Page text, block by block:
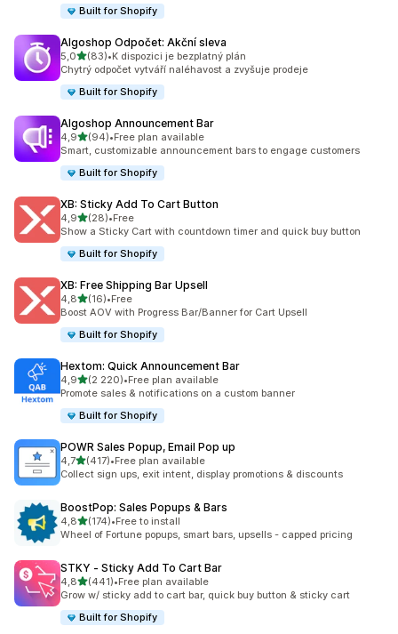
Built for Shopify
Algoshop Odpočet: Akční sleva
5,0z 5 hvězd
(83)
Celkový počet recenzí: 83
•K dispozici je bezplatný plán
Chytrý odpočet vytváří naléhavost a zvyšuje prodeje
Built for Shopify
Algoshop Announcement Bar
4,9z 5 hvězd
(94)
Celkový počet recenzí: 94
•Free plan available
Smart, customizable announcement bars to engage customers
Built for Shopify
XB: Sticky Add To Cart Button
4,9z 5 hvězd
(28)
Celkový počet recenzí: 28
•Free
Show a Sticky Cart with countdown timer and quick buy button
Built for Shopify
XB: Free Shipping Bar Upsell
4,8z 5 hvězd
(16)
Celkový počet recenzí: 16
•Free
Boost AOV with Progress Bar/Banner for Cart Upsell
Built for Shopify
Hextom: Quick Announcement Bar
4,9z 5 hvězd
(2 220)
Celkový počet recenzí: 2220
•Free plan available
Promote sales & notifications on a custom banner
Built for Shopify
POWR Sales Popup, Email Pop up
4,7z 5 hvězd
(417)
Celkový počet recenzí: 417
•Free plan available
Collect sign ups, exit intent, display promotions & discounts
BoostPop: Sales Popups & Bars
4,8z 5 hvězd
(174)
Celkový počet recenzí: 174
•Free to install
Wheel of Fortune popups, smart bars, upsells - capped pricing
STKY ‑ Sticky Add To Cart Bar
4,8z 5 hvězd
(441)
Celkový počet recenzí: 441
•Free plan available
Grow w/ sticky add to cart bar, quick buy button & sticky cart
Built for Shopify